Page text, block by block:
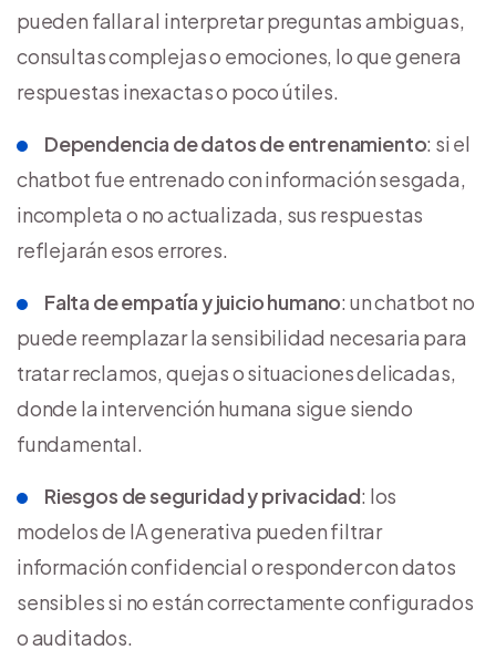
pueden fallar al interpretar preguntas ambiguas,
consultas complejas o emociones, lo que genera
respuestas inexactas o poco útiles.
Dependencia de datos de entrenamiento: si el
chatbot fue entrenado con información sesgada,
incompleta o no actualizada, sus respuestas
reflejarán esos errores.
Falta de empatía y juicio humano: un chatbot no
puede reemplazar la sensibilidad necesaria para
tratar reclamos, quejas o situaciones delicadas,
donde la intervención humana sigue siendo
fundamental.
Riesgos de seguridad y privacidad: los
modelos de IA generativa pueden filtrar
información confidencial o responder con datos
sensibles si no están correctamente configurados
o auditados.